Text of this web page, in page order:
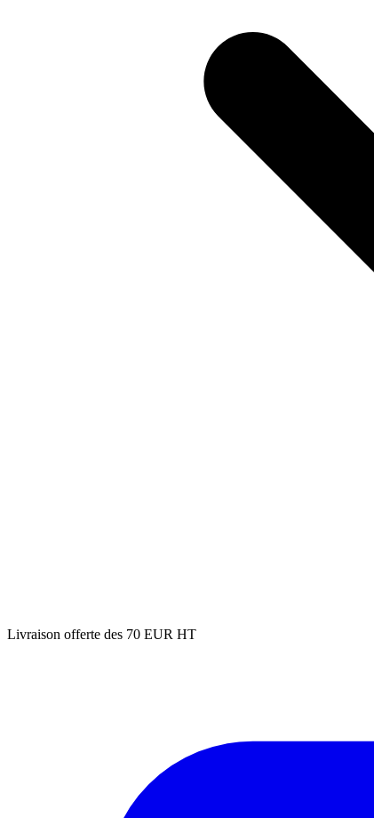
Livraison offerte des 70 EUR HT